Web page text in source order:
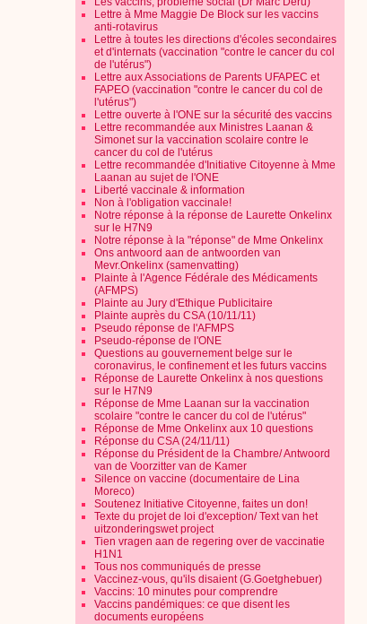
Lettre à Mme Maggie De Block sur les vaccins
anti-rotavirus
Lettre à toutes les directions d'écoles secondaires
et d'internats (vaccination "contre le cancer du col
de l'utérus")
Lettre aux Associations de Parents UFAPEC et
FAPEO (vaccination "contre le cancer du col de
l'utérus")
Lettre ouverte à l'ONE sur la sécurité des vaccins
Lettre recommandée aux Ministres Laanan &
Simonet sur la vaccination scolaire contre le
cancer du col de l'utérus
Lettre recommandée d'Initiative Citoyenne à Mme
Laanan au sujet de l'ONE
Liberté vaccinale & information
Non à l'obligation vaccinale!
Notre réponse à la réponse de Laurette Onkelinx
sur le H7N9
Notre réponse à la "réponse" de Mme Onkelinx
Ons antwoord aan de antwoorden van
Mevr.Onkelinx (samenvatting)
Plainte à l'Agence Fédérale des Médicaments
(AFMPS)
Plainte au Jury d'Ethique Publicitaire
Plainte auprès du CSA (10/11/11)
Pseudo réponse de l'AFMPS
Pseudo-réponse de l'ONE
Questions au gouvernement belge sur le
coronavirus, le confinement et les futurs vaccins
Réponse de Laurette Onkelinx à nos questions
sur le H7N9
Réponse de Mme Laanan sur la vaccination
scolaire "contre le cancer du col de l'utérus"
Réponse de Mme Onkelinx aux 10 questions
Réponse du CSA (24/11/11)
Réponse du Président de la Chambre/ Antwoord
van de Voorzitter van de Kamer
Silence on vaccine (documentaire de Lina
Moreco)
Soutenez Initiative Citoyenne, faites un don!
Texte du projet de loi d'exception/ Text van het
uitzonderingswet project
Tien vragen aan de regering over de vaccinatie
H1N1
Tous nos communiqués de presse
Vaccinez-vous, qu'ils disaient (G.Goetghebuer)
Vaccins: 10 minutes pour comprendre
Vaccins pandémiques: ce que disent les
documents européens